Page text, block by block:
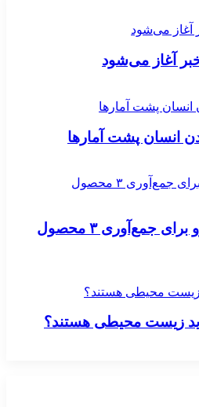
آغاز می‌شود
انسان پشت آمارها
دستور سازمان غذا و دارو برای جمع‌آوری ۳ محصول
زیست محیطی هستند؟